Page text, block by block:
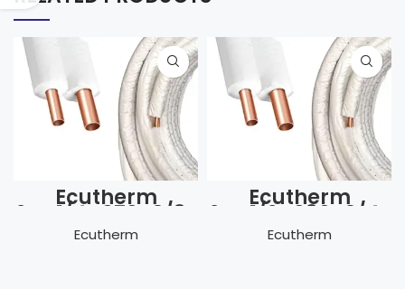
Ecutherm
2™-1/4″ 070+3/8″
070/ 9mm – B
Class
Ecutherm
Ecutherm
2™-1/2″ 080+3/4″
100/ 9mm – B
Class
Ecutherm